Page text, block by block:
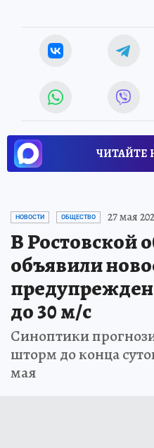
ЧИТАЙТЕ
НОВОСТИ ОБЩЕСТВО 27 мая
В Ростовской
объявили
до 30 м/с
Синоптики
шторм до конца
мая